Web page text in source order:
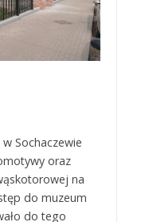
Sochaczewie
oraz
na
do muzeum
do tego